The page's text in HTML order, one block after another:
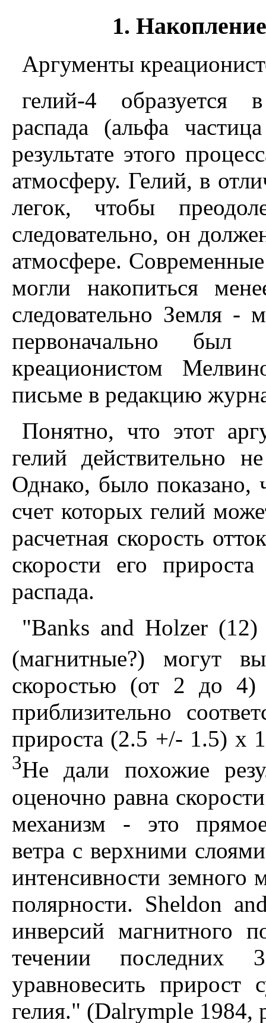
1.
Аргументы
гелий-4 образуется
распада (альфа
результате этого
атмосферу. Гелий, в
легок, чтобы
следовательно, он
атмосфере.
могли накопиться
следовательно Земля -
первоначально был
креационистом
письме в редакцию
Понятно, что этот
гелий действительно
Однако, было показано,
счет которых гелий
расчетная скорость
скорости его прироста
распада.
"Banks and Holzer (12)
(магнитные?) могут
скоростью (от 2 до 4)
приблизительно
прироста (2.5 +/- 1.5) x
3He дали похожие
оценочно равна
механизм - это прямое
ветра с верхними
интенсивности земного
полярности. Sheldon
инверсий магнитного
течении последних
уравновесить
гелия." (Dalrymple 1984,